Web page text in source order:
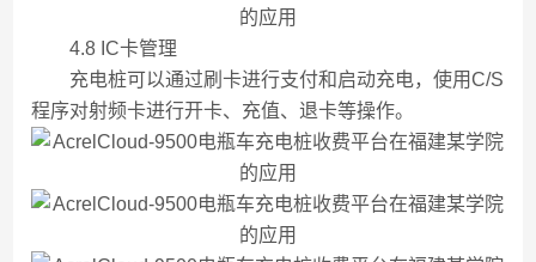
4.8 IC卡管理
充电桩可以通过刷卡进行支付和启动充电，使用C/S
程序对射频卡进行开卡、充值、退卡等操作。